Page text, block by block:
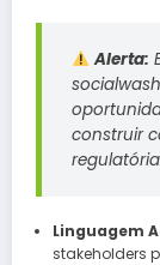
Alerta:
construir
Linguagem
stakeholders